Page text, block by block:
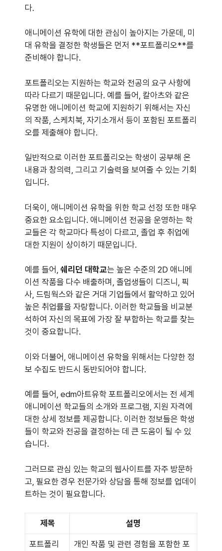
다.
애니메이션 유학에 대한 관심이 높아지는 가운데, 미
대 유학을 결정한 학생들은 먼저 **포트폴리오**를
준비해야 합니다.
포트폴리오는 지원하는 학교와 전공의 요구 사항에
따라 다르기 때문입니다. 예를 들어, 칼아츠와 같은
유명한 애니메이션 학교에 지원하기 위해서는 자신
의 작품, 스케치북, 자기소개서 등이 포함된 포트폴리
오를 제출해야 합니다.
일반적으로 이러한 포트폴리오는 학생이 공부해 온
내용과 창의력, 그리고 기술력을 보여줄 수 있는 기회
입니다.
더욱이, 애니메이션 유학을 위한 학교 선정 또한 매우
중요한 요소입니다. 애니메이션 전공을 운영하는 학
교들은 각 학교마다 특성이 다르고, 졸업 후 취업에
대한 지원이 상이하기 때문입니다.
예를 들어, 쉐리던 대학교는 높은 수준의 2D 애니메
이션 작품을 다수 배출하며, 졸업생들이 디즈니, 픽
사, 드림웍스와 같은 거대 기업들에서 활약하고 있어
높은 취업률을 자랑합니다. 이러한 학교들을 비교분
석하여 자신의 목표에 가장 잘 부합하는 학교를 찾는
것이 중요합니다.
이와 더불어, 애니메이션 유학을 위해서는 다양한 정
보 수집도 반드시 동반되어야 합니다.
예를 들어, edm아트유학 포트폴리오에서는 전 세계
애니메이션 학교들의 소개와 프로그램, 지원 자격에
대한 상세 정보를 제공합니다. 이러한 정보들은 학생
들이 학교와 전공을 결정하는 데 큰 도움이 될 수 있
습니다.
그러므로 관심 있는 학교의 웹사이트를 자주 방문하
고, 필요한 경우 전문가와 상담을 통해 정보를 업데이
트하는 것이 필요합니다.
제목 설명
포트폴리
개인 작품 및 관련 경험을 포함한 포